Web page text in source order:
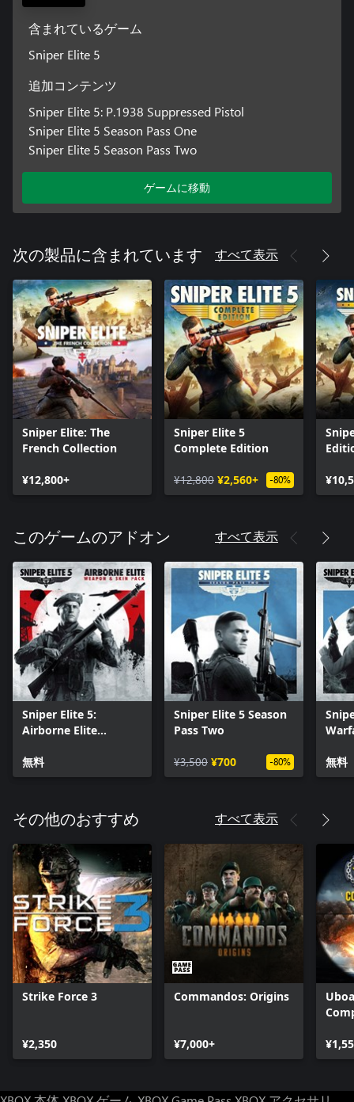
含まれているゲーム
Sniper Elite 5
追加コンテンツ
Sniper Elite 5: P.1938 Suppressed Pistol
Sniper Elite 5 Season Pass One
Sniper Elite 5 Season Pass Two
ゲームに移動
次の製品に含まれています すべて表示
Sniper Elite: The
French Collection
¥12,800+
Sniper Elite 5
Complete Edition
¥12,800 ¥2,560+ -80%
このゲームのアドオン すべて表示
Sniper Elite 5:
Airborne Elite
Pack
無料
Sniper Elite 5 Season
Pass Two
¥3,500 ¥700 -80%
無料
その他のおすすめ すべて表示
Strike Force 3
¥2,350
Commandos: Origins
¥7,000+